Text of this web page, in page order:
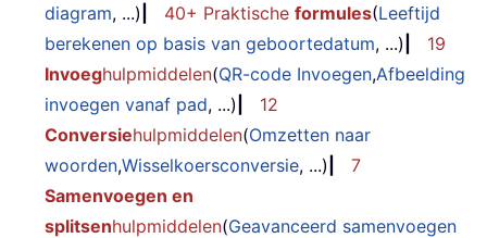
diagram, ...) 40+ Praktische formules(Leeftijd
berekenen op basis van geboortedatum, ...)
19
Invoeghulpmiddelen(QR-code Invoegen,Afbeelding
invoegen vanaf pad, ...)
12
Conversiehulpmiddelen(Omzetten naar
woorden,Wisselkoersconversie, ...)
7
Samenvoegen en
splitsenhulpmiddelen(Geavanceerd samenvoegen